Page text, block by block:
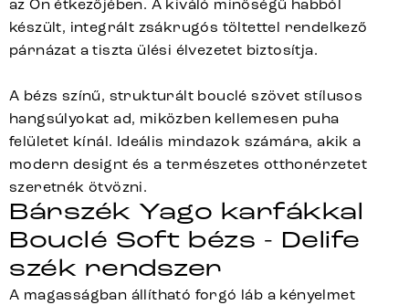
az Ön étkezőjében. A kiváló minőségű habból
készült, integrált zsákrugós töltettel rendelkező
párnázat a tiszta ülési élvezetet biztosítja.
A bézs színű, strukturált bouclé szövet stílusos
hangsúlyokat ad, miközben kellemesen puha
felületet kínál. Ideális mindazok számára, akik a
modern designt és a természetes otthonérzetet
szeretnék ötvözni.
Bárszék Yago karfákkal
Bouclé Soft bézs - Delife
szék rendszer
A magasságban állítható forgó láb a kényelmet